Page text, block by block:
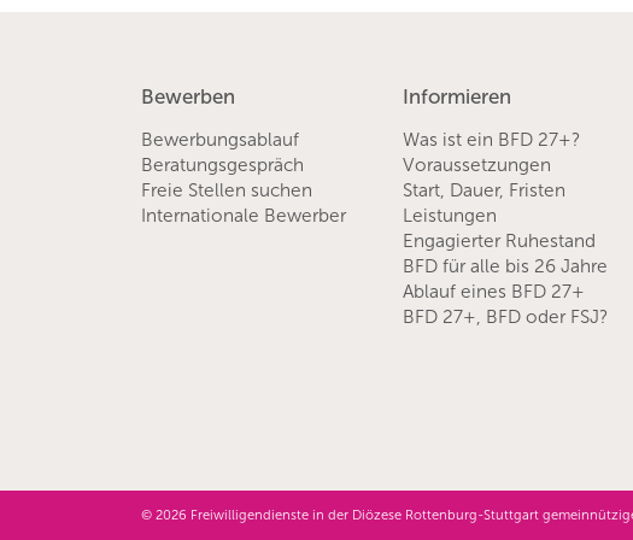
Bewerben
Bewerbungsablauf
Beratungsgespräch
Freie Stellen suchen
Internationale Bewerber
Informieren
Was ist ein BFD 27+?
Voraussetzungen
Start, Dauer, Fristen
Leistungen
Engagierter Ruhestand
BFD für alle bis 26 Jahre
Ablauf eines BFD 27+
BFD 27+, BFD oder FSJ?
© 2026 Freiwilligendienste in der Diözese Rottenburg-Stuttgart